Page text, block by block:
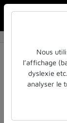
Filtres actifs
biostat-niveau-1
Nous
l’affichage
dyslexie
analyser le